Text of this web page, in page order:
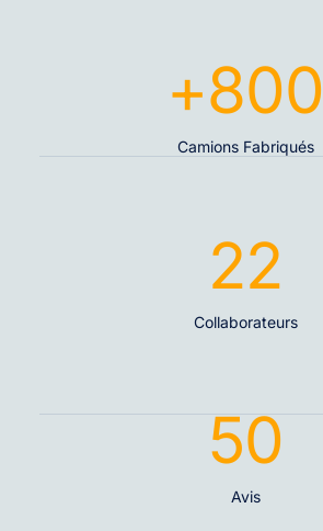
Camions Fabriqués
+800
Collaborateurs
22
Avis
50